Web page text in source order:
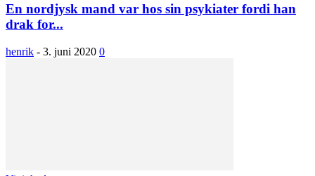
En nordjysk mand var hos sin psykiater fordi han
drak for...
henrik - 3. juni 2020 0